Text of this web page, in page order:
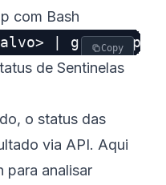
com Bash
Copy
de Sentinelas
o status das
via API. Aqui
para analisar